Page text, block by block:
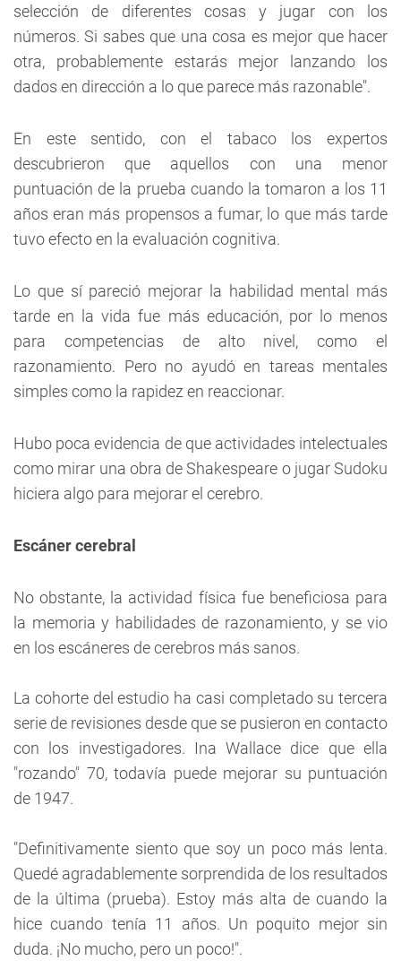
selección de diferentes cosas y jugar con los
números. Si sabes que una cosa es mejor que hacer
otra, probablemente estarás mejor lanzando los
dados en dirección a lo que parece más razonable".
En este sentido, con el tabaco los expertos
descubrieron que aquellos con una menor
puntuación de la prueba cuando la tomaron a los 11
años eran más propensos a fumar, lo que más tarde
tuvo efecto en la evaluación cognitiva.
Lo que sí pareció mejorar la habilidad mental más
tarde en la vida fue más educación, por lo menos
para competencias de alto nivel, como el
razonamiento. Pero no ayudó en tareas mentales
simples como la rapidez en reaccionar.
Hubo poca evidencia de que actividades intelectuales
como mirar una obra de Shakespeare o jugar Sudoku
hiciera algo para mejorar el cerebro.
Escáner cerebral
No obstante, la actividad física fue beneficiosa para
la memoria y habilidades de razonamiento, y se vio
en los escáneres de cerebros más sanos.
La cohorte del estudio ha casi completado su tercera
serie de revisiones desde que se pusieron en contacto
con los investigadores. Ina Wallace dice que ella
"rozando" 70, todavía puede mejorar su puntuación
de 1947.
"Definitivamente siento que soy un poco más lenta.
Quedé agradablemente sorprendida de los resultados
de la última (prueba). Estoy más alta de cuando la
hice cuando tenía 11 años. Un poquito mejor sin
duda. ¡No mucho, pero un poco!".